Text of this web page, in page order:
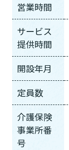
営業時間
サービス
提供時間
開設年月
定員数
介護保険
事業所番
号